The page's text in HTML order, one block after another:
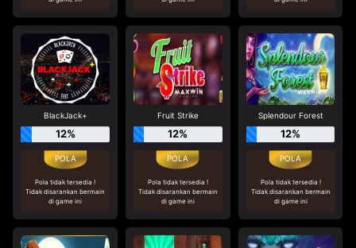
BlackJack+
12%
Pola tidak tersedia !
Tidak disarankan bermain
di game ini
Fruit Strike
12%
Pola tidak tersedia !
Tidak disarankan bermain
di game ini
Splendour Forest
12%
Pola tidak tersedia !
Tidak disarankan bermain
di game ini